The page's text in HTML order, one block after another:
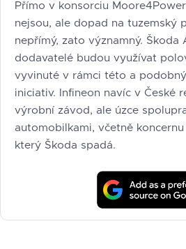
Přímo v konsorciu
nejsou, ale dopad na tuzemský
nepřímý, zato významný. Škoda
dodavatelé budou využívat
vyvinuté v rámci této a
iniciativ. Infineon navíc v České
výrobní závod, ale úzce
automobilkami, včetně
který Škoda spadá.